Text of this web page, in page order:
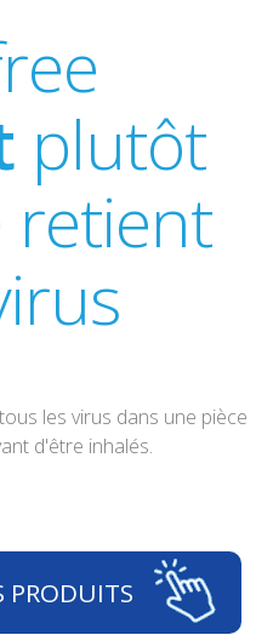
plutôt
retient
les virus dans une pièce
d'être inhalés.
PRODUITS